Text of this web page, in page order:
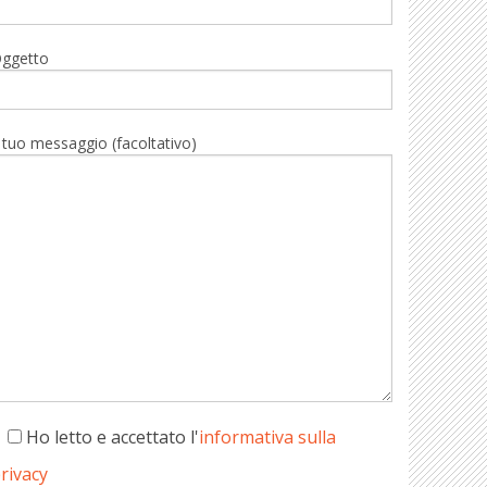
tuo messaggio (facoltativo)
Ho letto e accettato l'informativa sulla